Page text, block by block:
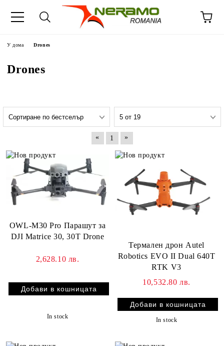
У дома Drones
Drones
« 1 »
OWL-M30 Pro Парашут за
DJI Matrice 30, 30T Drone
2,628.10 лв.
In stock
Термален дрон Autel
Robotics EVO II Dual 640T
RTK V3
10,532.80 лв.
In stock